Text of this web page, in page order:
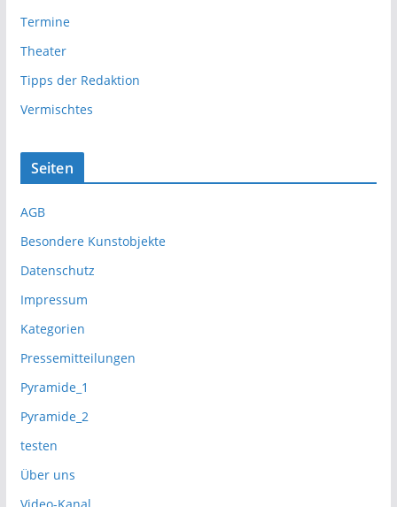
Termine
Theater
Tipps der Redaktion
Vermischtes
Seiten
AGB
Besondere Kunstobjekte
Datenschutz
Impressum
Kategorien
Pressemitteilungen
Pyramide_1
Pyramide_2
testen
Über uns